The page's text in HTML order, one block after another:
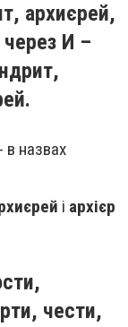
архиєрей,
И –
в назвах
і архієр
чести,